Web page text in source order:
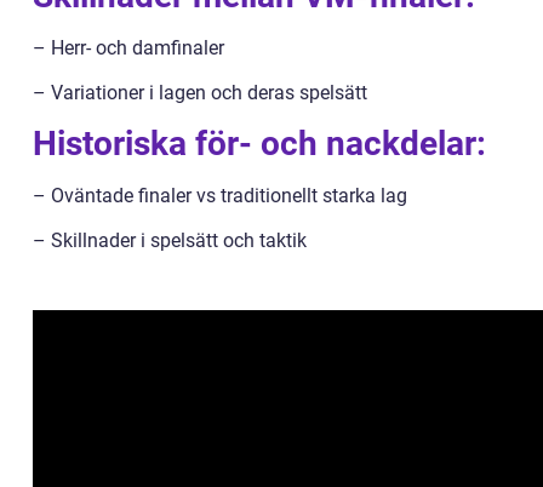
– Herr- och damfinaler
– Variationer i lagen och deras spelsätt
Historiska för- och nackdelar:
– Oväntade finaler vs traditionellt starka lag
– Skillnader i spelsätt och taktik